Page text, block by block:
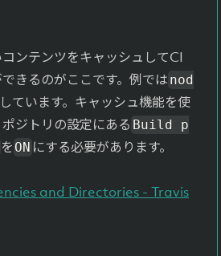
ンテンツをキャッシュしてCI
きるのがここです。例では nod
ています。キャッシュ機能を使
ジトリの設定にある Build p
を ON にする必要があります。
and Directories - Travis